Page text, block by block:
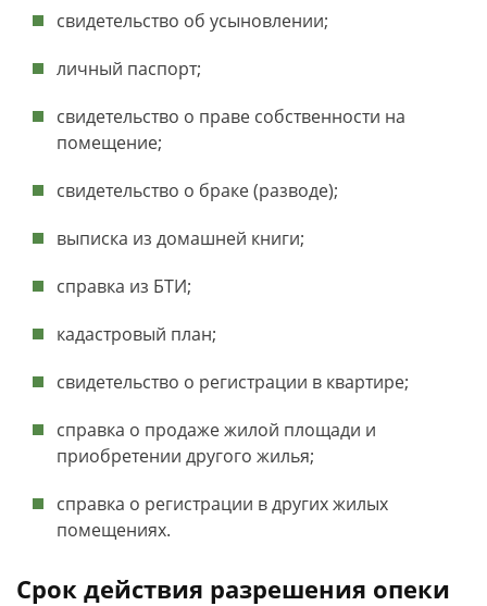
свидетельство об усыновлении;
личный паспорт;
свидетельство о праве собственности на
помещение;
свидетельство о браке (разводе);
выписка из домашней книги;
справка из БТИ;
кадастровый план;
свидетельство о регистрации в квартире;
справка о продаже жилой площади и
приобретении другого жилья;
справка о регистрации в других жилых
помещениях.
Срок действия разрешения опеки